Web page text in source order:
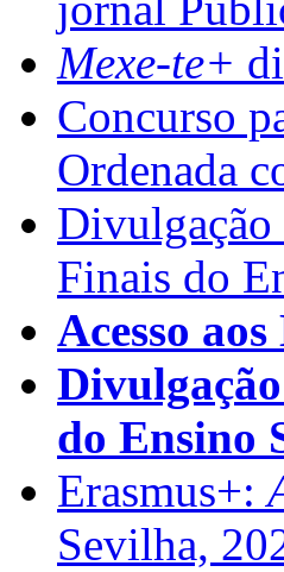
Mexe-te+
Concurso
Ordenada
Divulgação
Finais do
Acesso
Divulgação
do Ensino
Erasmus+:
Sevilha,